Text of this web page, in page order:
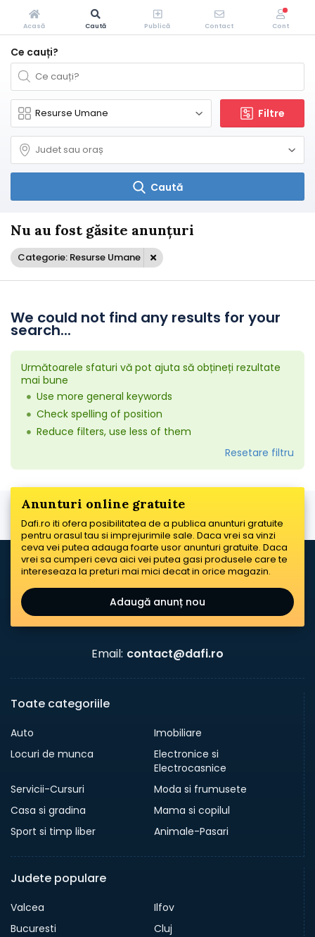
Ce cauți?
Filtre
Caută
Nu au fost găsite anunțuri
Categorie: Resurse Umane
We could not find any results for your
search...
Următoarele sfaturi vă pot ajuta să obțineți rezultate
mai bune
Use more general keywords
Check spelling of position
Reduce filters, use less of them
Resetare filtru
Anunturi online gratuite
Dafi.ro iti ofera posibilitatea de a publica anunturi gratuite
pentru orasul tau si imprejurimile sale. Daca vrei sa vinzi
ceva vei putea adauga foarte usor anunturi gratuite. Daca
vrei sa cumperi ceva aici vei putea gasi produsele care te
intereseaza la preturi mai mici decat in orice magazin.
Adaugă anunț nou
Email: contact@dafi.ro
Toate categoriile
Auto
Imobiliare
Locuri de munca
Electronice si
Electrocasnice
Servicii-Cursuri
Moda si frumusete
Casa si gradina
Mama si copilul
Sport si timp liber
Animale-Pasari
Judete populare
Valcea
Ilfov
Bucuresti
Cluj
Acasă Caută Publică Contact Cont